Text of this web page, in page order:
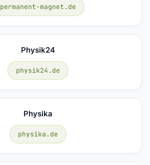
permanent-magnet.de
Physik24
physik24.de
Physika
physika.de